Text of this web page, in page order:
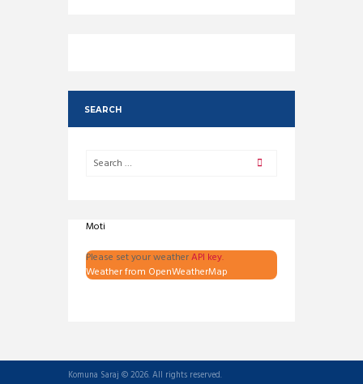
SEARCH
Moti
Please set your weatherAPI key.
Weather from OpenWeatherMap
Komuna Saraj © 2026. All rights reserved.